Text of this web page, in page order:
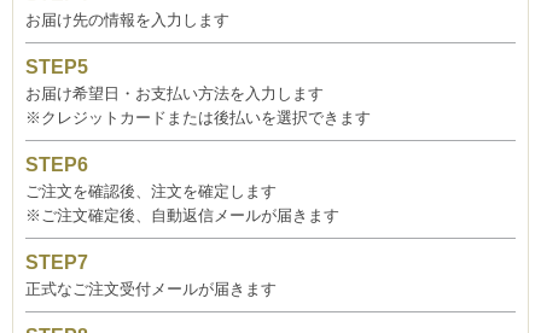
お届け先の情報を入力します
お届け希望日・お支払い方法を入力します
※クレジットカードまたは後払いを選択できます
ご注文を確認後、注文を確定します
※ご注文確定後、自動返信メールが届きます
正式なご注文受付メールが届きます